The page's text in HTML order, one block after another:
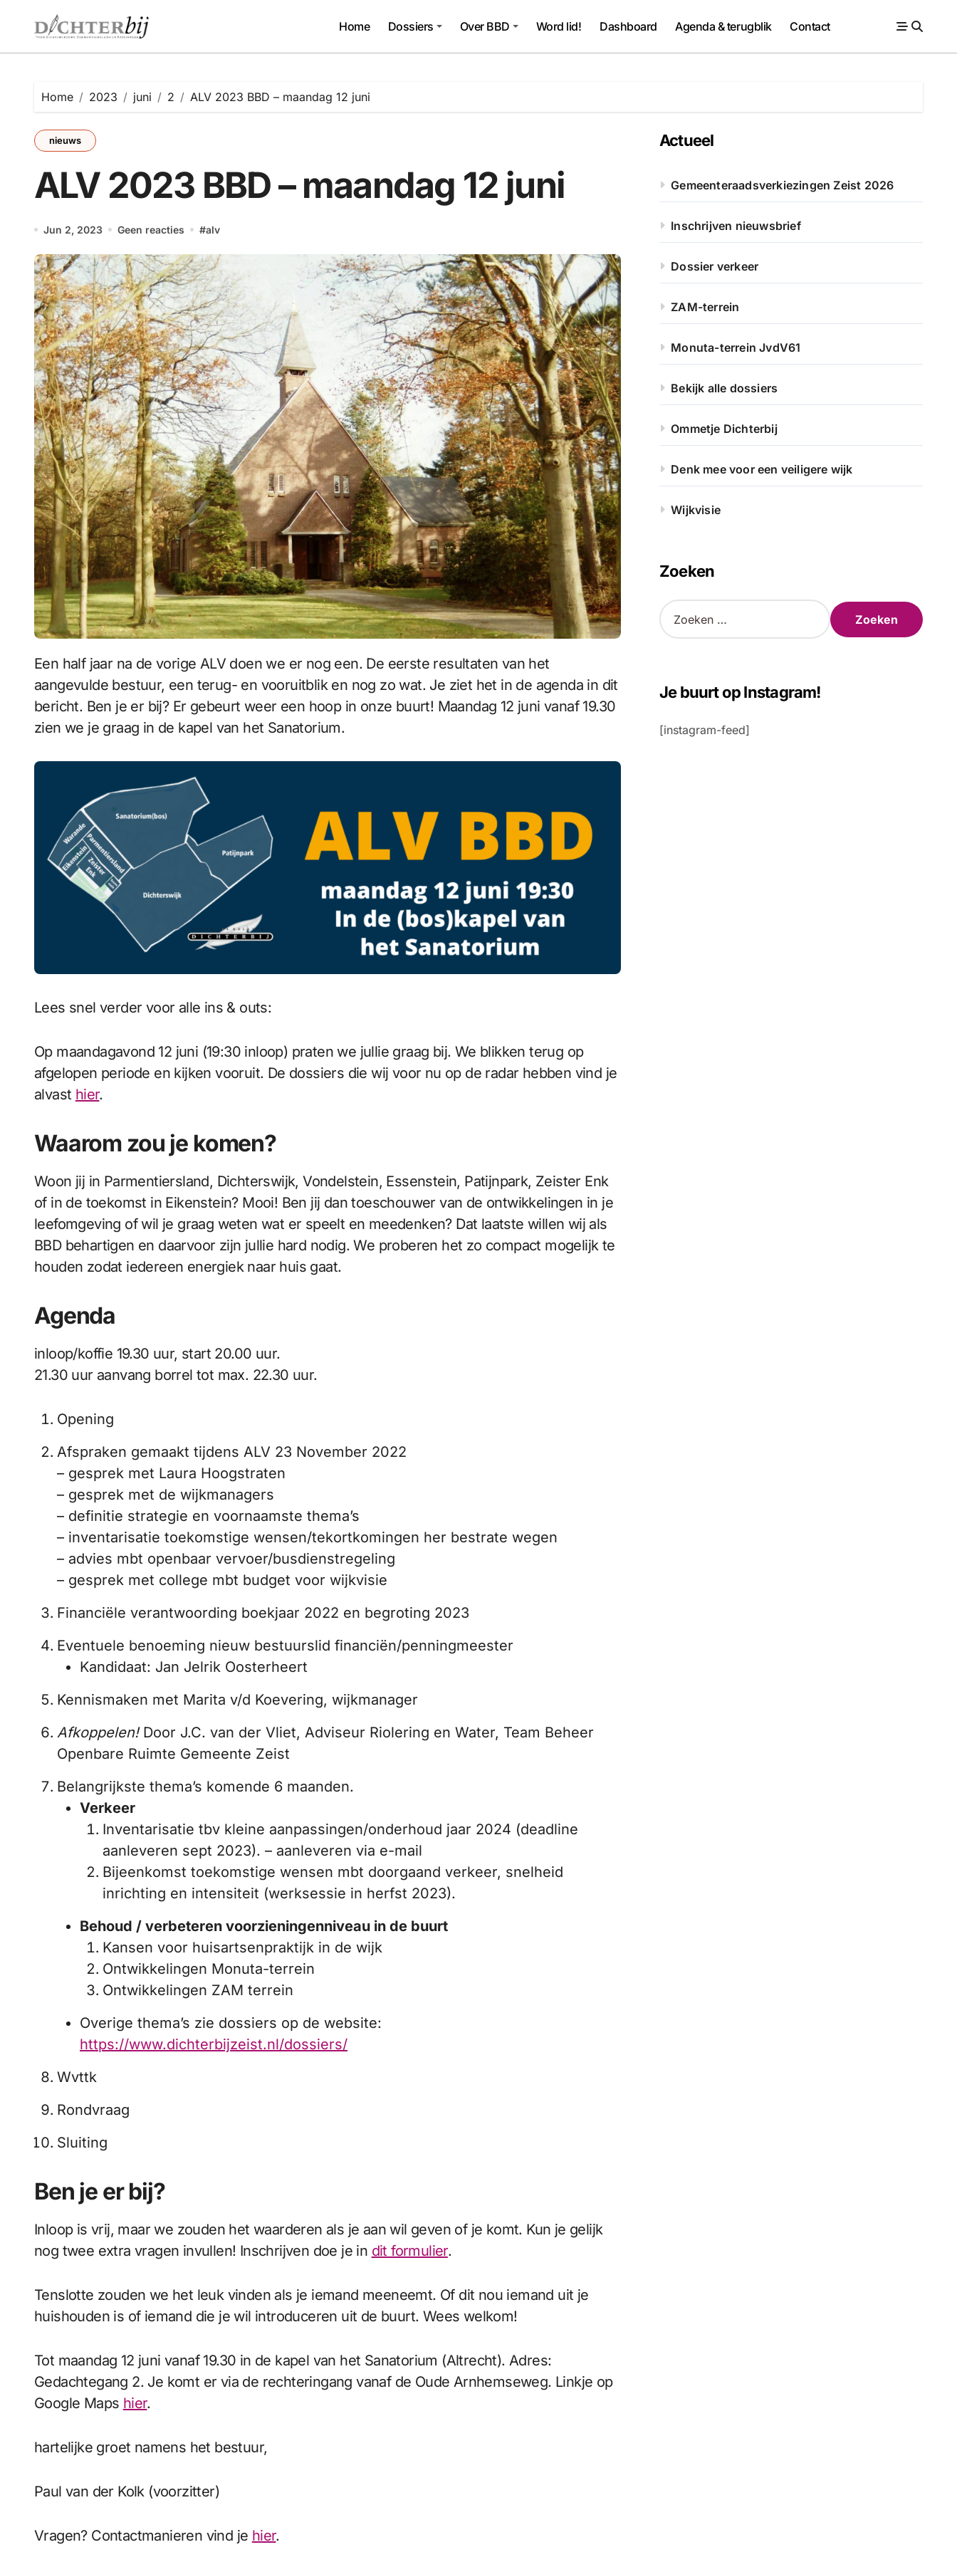
inhoud
Home Dossiers Over BBD Word lid! Dashboard Agenda & terugblik Contact
Home 2023 juni 2 ALV 2023 BBD – maandag 12 juni
nieuws
ALV 2023 BBD – maandag 12 juni
Jun 2, 2023 Geen reacties #alv
Een half jaar na de vorige ALV doen we er nog een. De eerste resultaten van het
aangevulde bestuur, een terug- en vooruitblik en nog zo wat. Je ziet het in de agenda in dit
bericht. Ben je er bij? Er gebeurt weer een hoop in onze buurt! Maandag 12 juni vanaf 19.30
zien we je graag in de kapel van het Sanatorium.
Lees snel verder voor alle ins & outs:
Op maandagavond 12 juni (19:30 inloop) praten we jullie graag bij. We blikken terug op
afgelopen periode en kijken vooruit. De dossiers die wij voor nu op de radar hebben vind je
alvast hier.
Waarom zou je komen?
Woon jij in Parmentiersland, Dichterswijk, Vondelstein, Essenstein, Patijnpark, Zeister Enk
of in de toekomst in Eikenstein? Mooi! Ben jij dan toeschouwer van de ontwikkelingen in je
leefomgeving of wil je graag weten wat er speelt en meedenken? Dat laatste willen wij als
BBD behartigen en daarvoor zijn jullie hard nodig. We proberen het zo compact mogelijk te
houden zodat iedereen energiek naar huis gaat.
Agenda
inloop/koffie 19.30 uur, start 20.00 uur.
21.30 uur aanvang borrel tot max. 22.30 uur.
Opening
Afspraken gemaakt tijdens ALV 23 November 2022
– gesprek met Laura Hoogstraten
– gesprek met de wijkmanagers
– definitie strategie en voornaamste thema’s
– inventarisatie toekomstige wensen/tekortkomingen her bestrate wegen
– advies mbt openbaar vervoer/busdienstregeling
– gesprek met college mbt budget voor wijkvisie
Financiële verantwoording boekjaar 2022 en begroting 2023
Eventuele benoeming nieuw bestuurslid financiën/penningmeester
Kandidaat: Jan Jelrik Oosterheert
Kennismaken met Marita v/d Koevering, wijkmanager
Afkoppelen!Door J.C. van der Vliet, Adviseur Riolering en Water, Team Beheer
Openbare Ruimte Gemeente Zeist
Belangrijkste thema’s komende 6 maanden.
Verkeer
Inventarisatie tbv kleine aanpassingen/onderhoud jaar 2024 (deadline
aanleveren sept 2023). – aanleveren via e-mail
Bijeenkomst toekomstige wensen mbt doorgaand verkeer, snelheid
inrichting en intensiteit (werksessie in herfst 2023).
Behoud / verbeteren voorzieningenniveau in de buurt
Kansen voor huisartsenpraktijk in de wijk
Ontwikkelingen Monuta-terrein
Ontwikkelingen ZAM terrein
Overige thema’s zie dossiers op de website:
https://www.dichterbijzeist.nl/dossiers/
Wvttk
Rondvraag
Sluiting
Ben je er bij?
Inloop is vrij, maar we zouden het waarderen als je aan wil geven of je komt. Kun je gelijk
nog twee extra vragen invullen! Inschrijven doe je in dit formulier.
Tenslotte zouden we het leuk vinden als je iemand meeneemt. Of dit nou iemand uit je
huishouden is of iemand die je wil introduceren uit de buurt. Wees welkom!
Tot maandag 12 juni vanaf 19.30 in de kapel van het Sanatorium (Altrecht). Adres:
Gedachtegang 2. Je komt er via de rechteringang vanaf de Oude Arnhemseweg. Linkje op
Google Maps hier.
hartelijke groet namens het bestuur,
Paul van der Kolk (voorzitter)
Vragen? Contactmanieren vind je hier.
Actueel
Gemeenteraadsverkiezingen Zeist 2026
Inschrijven nieuwsbrief
Dossier verkeer
ZAM-terrein
Monuta-terrein JvdV61
Bekijk alle dossiers
Ommetje Dichterbij
Denk mee voor een veiligere wijk
Wijkvisie
Zoeken
Z
o
n
a
Je buurt op Instagram!
[instagram-feed]